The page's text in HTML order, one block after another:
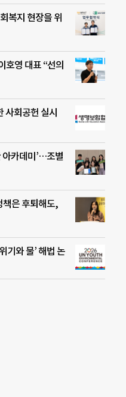
복지 현장을 위
호영 대표 “선의
사회공헌 실시
아카데미’…조별
은 후퇴해도,
기와 물’ 해법 논